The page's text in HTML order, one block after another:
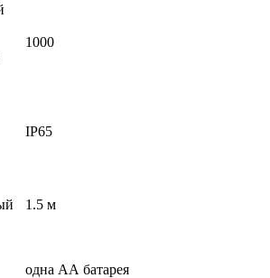
1000
IP65
1.5 м
одна АА батарея